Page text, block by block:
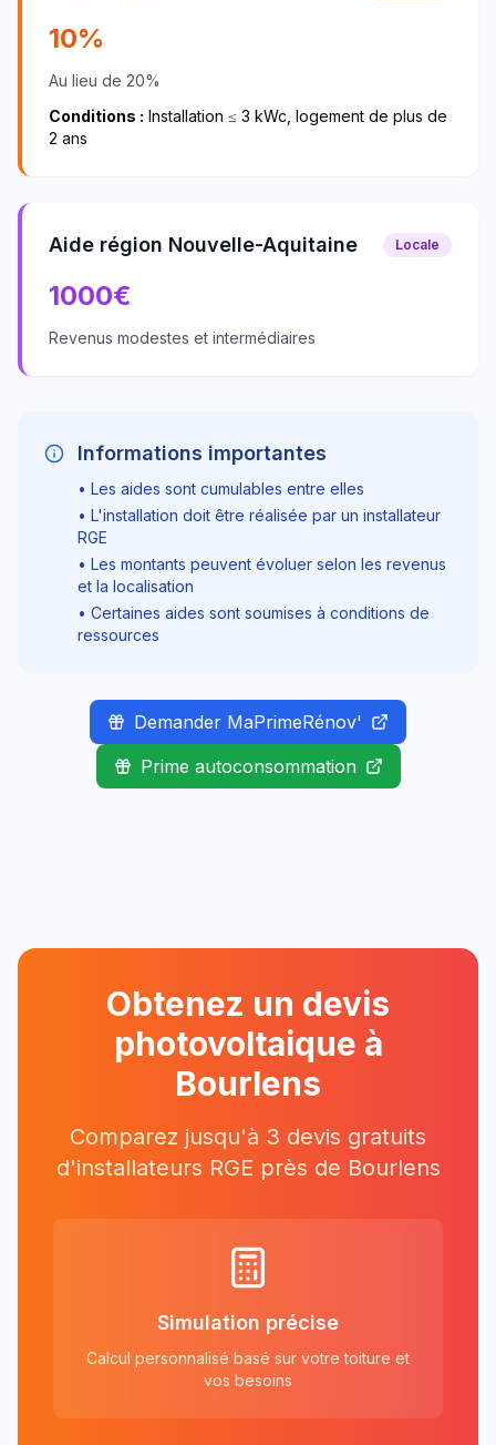
10%
Au lieu de 20%
Conditions : Installation ≤ 3 kWc, logement de plus de
2 ans
Aide région Nouvelle-Aquitaine Locale
1000€
Revenus modestes et intermédiaires
Informations importantes
• Les aides sont cumulables entre elles
• L'installation doit être réalisée par un installateur
RGE
• Les montants peuvent évoluer selon les revenus
et la localisation
• Certaines aides sont soumises à conditions de
ressources
Demander MaPrimeRénov'
Prime autoconsommation
Obtenez un devis
photovoltaique à
Bourlens
Comparez jusqu'à 3 devis gratuits
d'installateurs RGE près de Bourlens
Simulation précise
Calcul personnalisé basé sur votre toiture et
vos besoins